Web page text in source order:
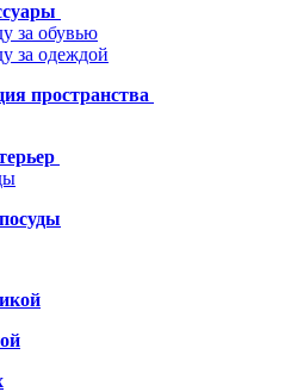
за обувью
за одеждой
пространства